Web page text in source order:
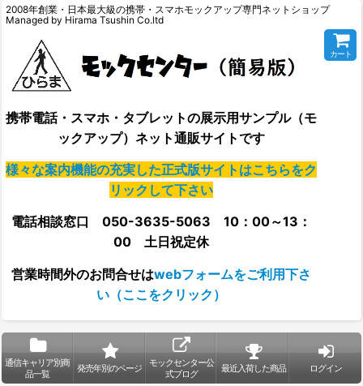
2008年創業・日本最大級の携帯・スマホモックアップ専門ネットショップ
Managed by Hirama Tsushin Co.ltd
携帯電話・スマホ・タブレットの展示用サンプル（モ
ックアップ）ネット通販サイトです
様々な案内機能の充実した正式版サイトはこちらをク
リックして下さい
電話相談窓口 050-3635-5063 10：00～13：
00 土日祝定休
営業時間外のお問合せはwebフォームをご利用下さ
い（ここをクリック）
カート
通信キャリア別商
品一覧
発売年別のページ
モックセンター公
式ブログ
最近入荷した商品 ログイン